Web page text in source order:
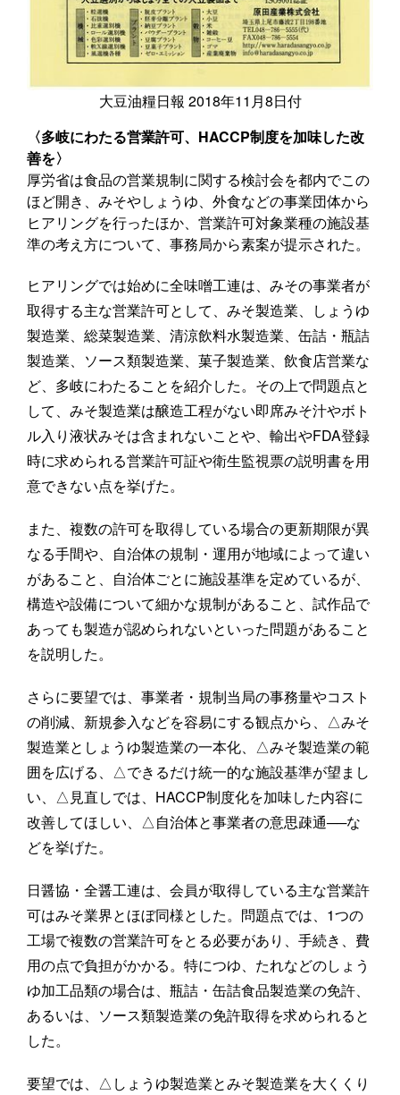
大豆油糧日報 2018年11月8日付
〈多岐にわたる営業許可、HACCP制度を加味した改
善を〉
厚労省は食品の営業規制に関する検討会を都内でこの
ほど開き、みそやしょうゆ、外食などの事業団体から
ヒアリングを行ったほか、営業許可対象業種の施設基
準の考え方について、事務局から素案が提示された。
ヒアリングでは始めに全味噌工連は、みその事業者が
取得する主な営業許可として、みそ製造業、しょうゆ
製造業、総菜製造業、清涼飲料水製造業、缶詰・瓶詰
製造業、ソース類製造業、菓子製造業、飲食店営業な
ど、多岐にわたることを紹介した。その上で問題点と
して、みそ製造業は醸造工程がない即席みそ汁やボト
ル入り液状みそは含まれないことや、輸出やFDA登録
時に求められる営業許可証や衛生監視票の説明書を用
意できない点を挙げた。
また、複数の許可を取得している場合の更新期限が異
なる手間や、自治体の規制・運用が地域によって違い
があること、自治体ごとに施設基準を定めているが、
構造や設備について細かな規制があること、試作品で
あっても製造が認められないといった問題があること
を説明した。
さらに要望では、事業者・規制当局の事務量やコスト
の削減、新規参入などを容易にする観点から、△みそ
製造業としょうゆ製造業の一本化、△みそ製造業の範
囲を広げる、△できるだけ統一的な施設基準が望まし
い、△見直しでは、HACCP制度化を加味した内容に
改善してほしい、△自治体と事業者の意思疎通──な
どを挙げた。
日醤協・全醤工連は、会員が取得している主な営業許
可はみそ業界とほぼ同様とした。問題点では、1つの
工場で複数の営業許可をとる必要があり、手続き、費
用の点で負担がかかる。特につゆ、たれなどのしょう
ゆ加工品類の場合は、瓶詰・缶詰食品製造業の免許、
あるいは、ソース類製造業の免許取得を求められると
した。
要望では、△しょうゆ製造業とみそ製造業を大くくり